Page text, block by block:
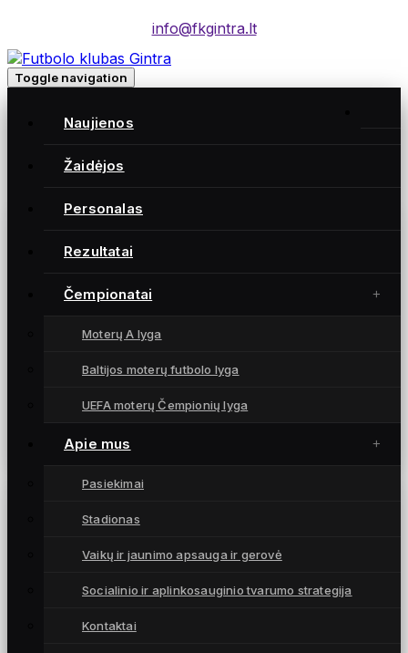
info@fkgintra.lt
Toggle navigation
Naujienos
Žaidėjos
Personalas
Rezultatai
Čempionatai
Moterų A lyga
Baltijos moterų futbolo lyga
UEFA moterų Čempionių lyga
Apie mus
Pasiekimai
Stadionas
Vaikų ir jaunimo apsauga ir gerovė
Socialinio ir aplinkosauginio tvarumo strategija
Kontaktai
Įrašai
Gintra naujienos
Gintra naujienos
Komandą papildė amerikietė saugė A. Pauletto
31 liepos, 2023
Gintra naujienos